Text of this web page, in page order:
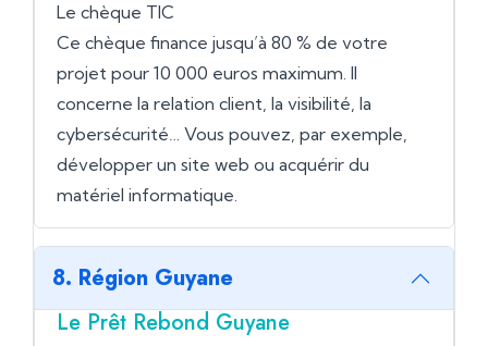
Le chèque TIC
Ce chèque finance jusqu’à 80 % de votre
projet pour 10 000 euros maximum. Il
concerne la relation client, la visibilité, la
cybersécurité… Vous pouvez, par exemple,
développer un site web ou acquérir du
matériel informatique.
8. Région Guyane
Le Prêt Rebond Guyane